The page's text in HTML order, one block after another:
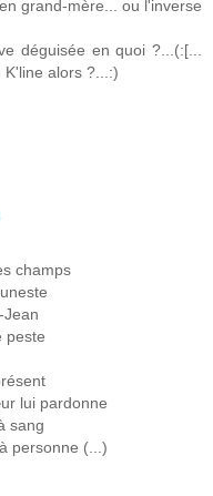
grand-mère... ou l'inverse
déguisée en quoi ?...(:[...
alors ?...:)
champs
Jean
peste
lui pardonne
sang
personne (...)